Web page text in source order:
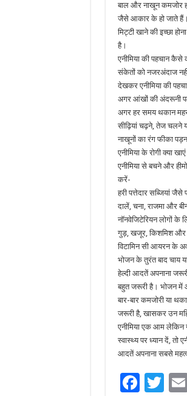
बाल और नाखून कमजोर
जैसे आकार के हो जाते हैं।
मिट्टी खाने की इच्छा
है।
एनीमिया की पहचान
संकेतों को नजरअंदाज
देखकर एनीमिया की
अगर आंखों की अंदरूनी
अगर हर समय थकान
सीढ़ियां चढ़ने, तेज चलने
नाखूनों का रंग फीका
एनीमिया के रोगी क्या
एनीमिया से बचने और
करें-
हरी पत्तेदार सब्जियां
दालें, चना, राजमा और
नॉनवेजिटेरियन लोगों
गुड़, खजूर, किशमिश और
विटामिन सी आयरन के
भोजन के तुरंत बाद चाय
हेल्दी आदतें अपनाना
बहुत जरूरी है। भोजन में
बार-बार कमजोरी या
जरूरी है, खासकर उन
एनीमिया एक आम लेकिन
स्वास्थ्य पर ध्यान दें,
आदतें अपनाना सबसे
F
T